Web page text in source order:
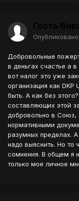
Опубликовано
Добровольные
в деньгах счастье а
вот налог это уже
организация как
быть. А как без
составляющих этой
добровольно в Союз,
нормативными
разумных пределах.
надо выяснить. Но то
сомнения. В общем я
только мое личное